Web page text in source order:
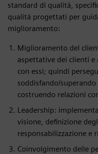
standard di qualità,
qualità progettati per
miglioramento:
Miglioramento del
aspettative dei clienti
con essi; quindi
soddisfando/
costruendo relazioni
Leadership:
visione, definizione
responsabilizzazione e
Coinvolgimento delle